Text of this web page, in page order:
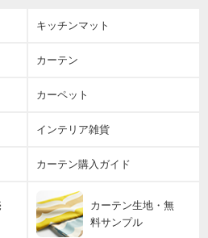
キッチンマット
カーテン
カーペット
インテリア雑貨
カーテン購入ガイド
カーテン生地・無
料サンプル